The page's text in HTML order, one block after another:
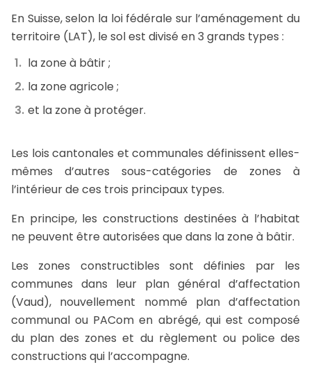
En Suisse, selon la loi fédérale sur l’aménagement du
territoire (LAT), le sol est divisé en 3 grands types :
la zone à bâtir ;
la zone agricole ;
et la zone à protéger.
Les lois cantonales et communales définissent elles-
mêmes d’autres sous-catégories de zones à
l’intérieur de ces trois principaux types.
En principe, les constructions destinées à l’habitat
ne peuvent être autorisées que dans la zone à bâtir.
Les zones constructibles sont définies par les
communes dans leur plan général d’affectation
(Vaud), nouvellement nommé plan d’affectation
communal ou PACom en abrégé, qui est composé
du plan des zones et du règlement ou police des
constructions qui l’accompagne.